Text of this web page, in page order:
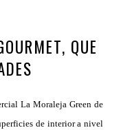
QUE
La Moraleja Green de
de interior a nivel